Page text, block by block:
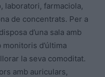
laboratori, farmaciola,
de concentrats. Per a
d’una sala amb
d’última
la seva comoditat.
amb auriculars,